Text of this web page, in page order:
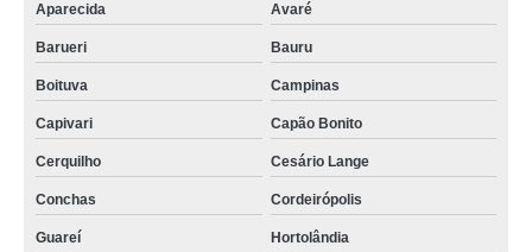
Aparecida Avaré
Barueri Bauru
Boituva Campinas
Capivari Capão Bonito
Cerquilho Cesário Lange
Conchas Cordeirópolis
Guareí Hortolândia